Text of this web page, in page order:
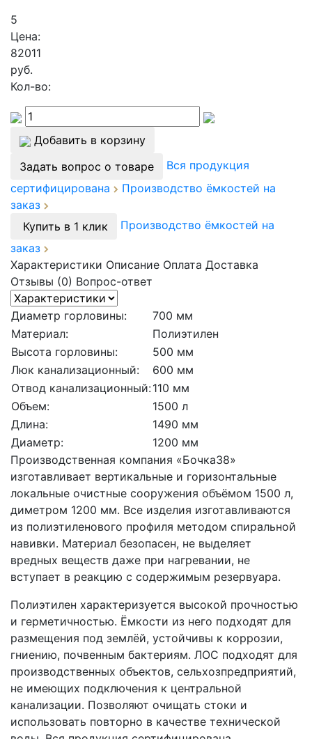
5
Цена:
82011
руб.
Кол-во:
Добавить в корзину
Задать вопрос о товаре
Вся продукция
сертифицирована
Производство ёмкостей на
заказ
Купить в 1 клик
Производство ёмкостей на
заказ
Характеристики Описание Оплата Доставка
Отзывы (0) Вопрос-ответ
Диаметр горловины:
700 мм
Материал:
Полиэтилен
Высота горловины:
500 мм
Люк канализационный:
600 мм
Отвод канализационный:110 мм
Объем:
1500 л
Длина:
1490 мм
Диаметр:
1200 мм
Производственная компания «Бочка38»
изготавливает вертикальные и горизонтальные
локальные очистные сооружения объёмом 1500 л,
диметром 1200 мм. Все изделия изготавливаются
из полиэтиленового профиля методом спиральной
навивки. Материал безопасен, не выделяет
вредных веществ даже при нагревании, не
вступает в реакцию с содержимым резервуара.
Полиэтилен характеризуется высокой прочностью
и герметичностью. Ёмкости из него подходят для
размещения под землёй, устойчивы к коррозии,
гниению, почвенным бактериям. ЛОС подходят для
производственных объектов, сельхозпредприятий,
не имеющих подключения к центральной
канализации. Позволяют очищать стоки и
использовать повторно в качестве технической